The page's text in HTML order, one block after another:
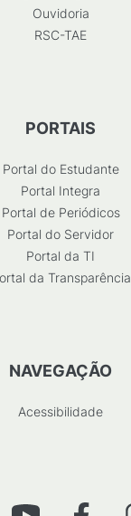
Ouvidoria
RSC-TAE
PORTAIS
Portal do Estudante
Portal Integra
Portal de Periódicos
Portal do Servidor
Portal da TI
da Transparência
NAVEGAÇÃO
Acessibilidade